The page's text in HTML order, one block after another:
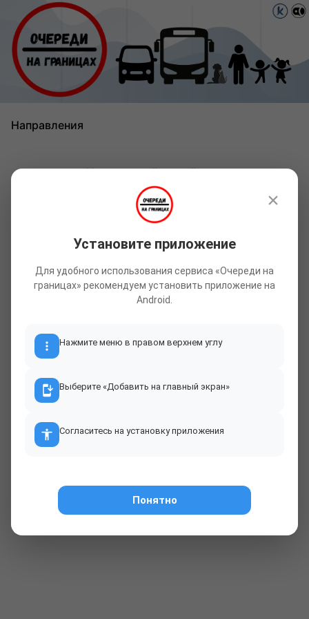
Направления
Направлений не найдено
Полезная информация
Курсы валют
Актуальные курсы
Задержанные рейсы и средняя задержка
О проекте
Установите приложение
Для удобного использования сервиса «Очереди на
границах» рекомендуем установить приложение на
Android.
Нажмите меню в правом верхнем углу
Выберите «Добавить на главный экран»
Согласитесь на установку приложения
Понятно